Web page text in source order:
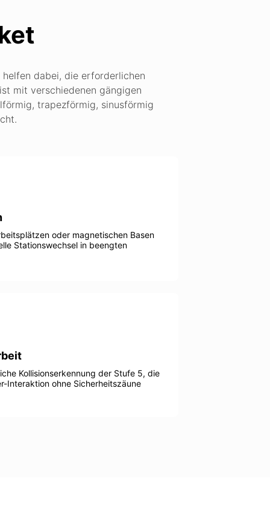
dabei, die erforderlichen
mit verschiedenen gängigen
trapezförmig, sinusförmig
oder magnetischen Basen
Stationswechsel in beengten
Kollisionserkennung der Stufe 5, die
Interaktion ohne Sicherheitszäune